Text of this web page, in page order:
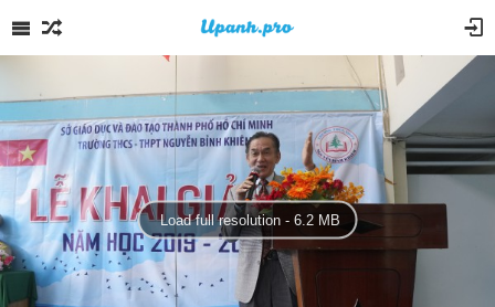
Load full resolution - 6.2 MB